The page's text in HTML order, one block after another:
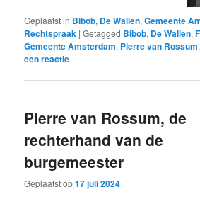
Geplaatst in Bibob, De Wallen,Gemeente
Rechtspraak |Getagged Bibob, De Wallen,
Gemeente Amsterdam, Pierre van Rossum,
een reactie
Pierre van Rossum, de
rechterhand van de
burgemeester
Geplaatst op17 juli 2024